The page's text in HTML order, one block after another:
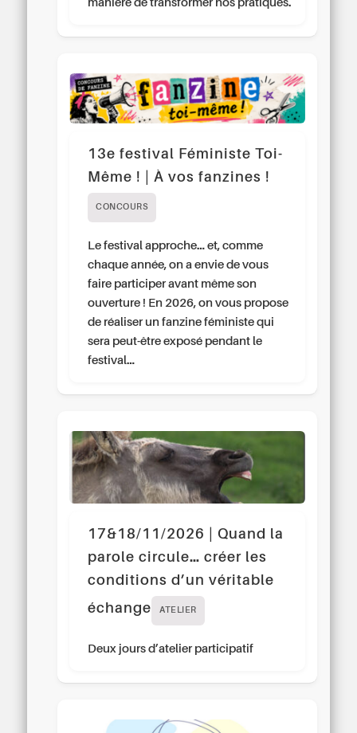
manière de transformer nos pratiques.
13e festival Féministe Toi-
Même ! | À vos fanzines !
CONCOURS
Le festival approche… et, comme
chaque année, on a envie de vous
faire participer avant même son
ouverture ! En 2026, on vous propose
de réaliser un fanzine féministe qui
sera peut-être exposé pendant le
festival…
17&18/11/2026 | Quand la
parole circule… créer les
conditions d’un véritable
échange
ATELIER
Deux jours d’atelier participatif